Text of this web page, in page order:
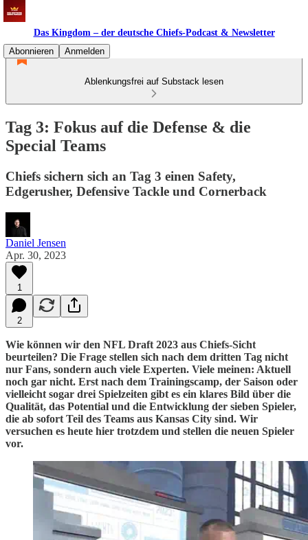
Das Kingdom – der deutsche Chiefs-Podcast & Newsletter
Abonnieren
Anmelden
Ablenkungsfrei auf Substack lesen
Tag 3: Fokus auf die Defense & die
Special Teams
Chiefs sichern sich an Tag 3 einen Safety,
Edgerusher, Defensive Tackle und Cornerback
Daniel Jensen
Apr. 30, 2023
1
2
Wie können wir den NFL Draft 2023 aus Chiefs-Sicht
beurteilen? Die Frage stellen sich nach dem dritten Tag nicht
nur Fans, sondern auch viele Experten. Viele meinen: Aktuell
noch gar nicht. Erst nach dem Trainingscamp, der Saison oder
vielleicht sogar drei Spielzeiten gibt es ein klares Bild über die
Qualität, das Potential und die Entwicklung der sieben Spieler,
die ab sofort Teil des Teams aus Kansas City sind. Wir
versuchen es heute hier trotzdem und stellen die neuen Spieler
vor.